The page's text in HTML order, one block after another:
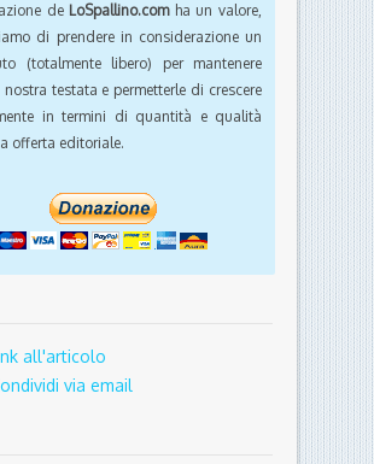
de LoSpallino.comha un valore,
di prendere in considerazione un
(totalmente libero) per mantenere
testata e permetterle di crescere
in termini di quantità e qualità
offerta editoriale.
all'articolo
via email